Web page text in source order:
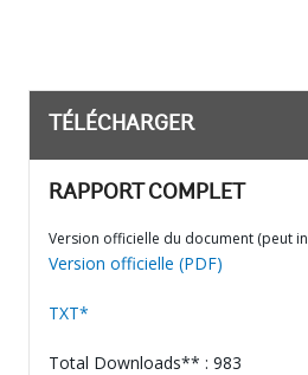
TÉLÉCHARGER
RAPPORT COMPLET
Version officielle du document (peut
Version officielle (PDF)
TXT*
Total Downloads** : 983